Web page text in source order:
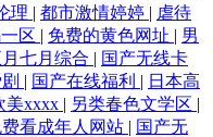
理 | 都市激情婷婷 | 虐待
区 | 免费的黄色网址 | 男
七月综合 | 国产无线卡
| 国产在线福利 | 日本高
美xxxx | 另类春色文学区 |
费看成年人网站 | 国产无